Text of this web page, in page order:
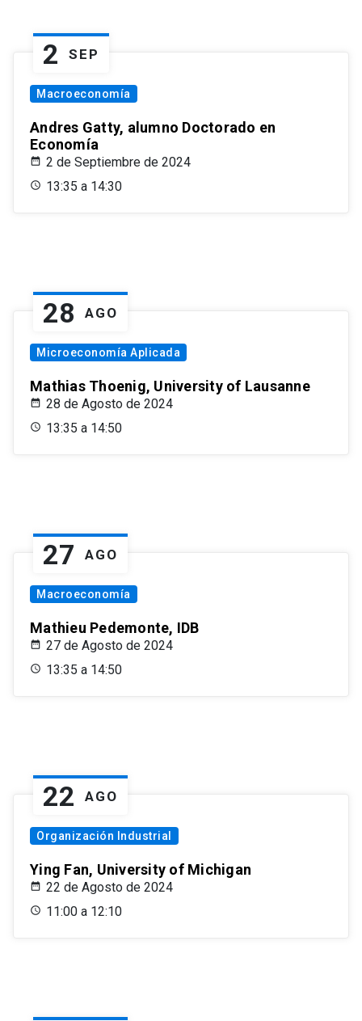
2 SEP
Macroeconomía
Andres Gatty, alumno Doctorado en
Economía
2 de Septiembre de 2024
13:35 a 14:30
28 AGO
Microeconomía Aplicada
Mathias Thoenig, University of Lausanne
28 de Agosto de 2024
13:35 a 14:50
27 AGO
Macroeconomía
Mathieu Pedemonte, IDB
27 de Agosto de 2024
13:35 a 14:50
22 AGO
Organización Industrial
Ying Fan, University of Michigan
22 de Agosto de 2024
11:00 a 12:10